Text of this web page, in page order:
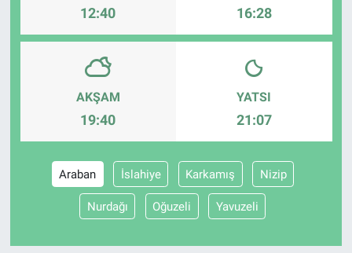
12:40 16:28
AKŞAM
19:40
YATSI
21:07
Araban İslahiye Karkamış Nizip
Nurdağı Oğuzeli Yavuzeli
Gün Bitiyor
Gün Ortası
Gündem Özel
Günün görüntüsü
Haber